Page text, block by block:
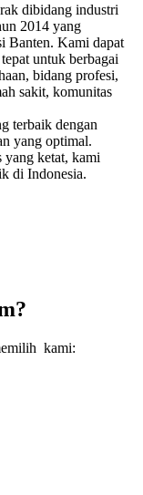
dibidang industri
2014 yang
Banten. Kami dapat
untuk berbagai
bidang profesi,
sakit, komunitas
terbaik dengan
yang optimal.
yang ketat, kami
di Indonesia.
kami: